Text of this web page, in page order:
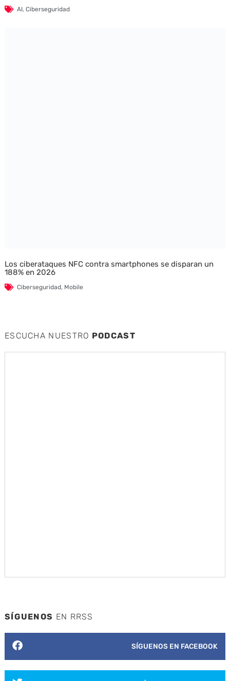
AI, Ciberseguridad
Los ciberataques NFC contra smartphones se disparan un
188% en 2026
Ciberseguridad, Mobile
ESCUCHA NUESTRO PODCAST
SÍGUENOS EN RRSS
SÍGUENOS EN FACEBOOK